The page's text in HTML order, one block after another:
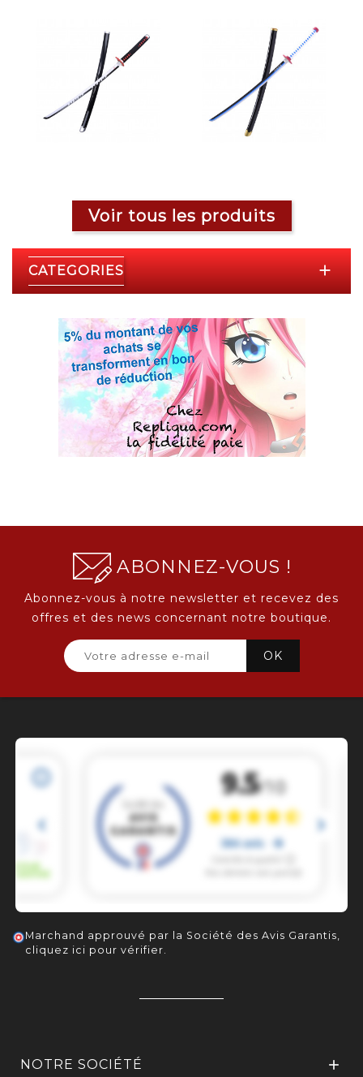
Voir tous les produits
CATEGORIES 
ABONNEZ-VOUS !
Abonnez-vous à notre newsletter et recevez des
offres et des news concernant notre boutique.
Marchand approuvé par la Société des Avis Garantis,
cliquez ici pour vérifier.
NOTRE SOCIÉTÉ 